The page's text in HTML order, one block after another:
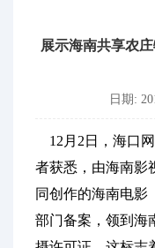
展示海南共享农
日期:
12月2日，海口网
者获悉，由海南影
同创作的海南电影
部门备案，领到海